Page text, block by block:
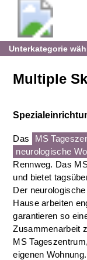
Unterkategorie
Multiple
Das MS
neurologische
Rennweg. Das
und bietet
Der
Hause arbeiten
garantieren so
Zusammenarbeit
MS
eigenen Wohnung.